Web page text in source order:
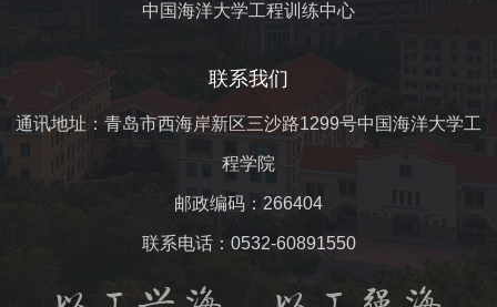
中国海洋大学工程训练中心
联系我们
通讯地址：青岛市西海岸新区三沙路1299号中国海洋大学工
程学院
邮政编码：266404
联系电话：0532-60891550